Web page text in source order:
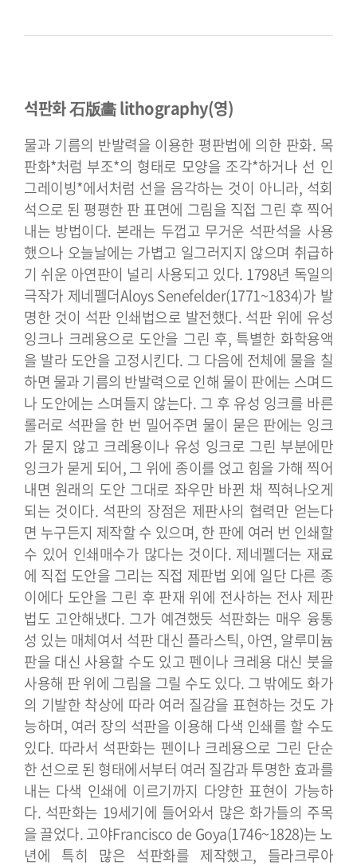
석판화 石版畵 lithography(영)
물과 기름의 반발력을 이용한 평판법에 의한 판화. 목
판화*처럼 부조*의 형태로 모양을 조각*하거나 선 인
그레이빙*에서처럼 선을 음각하는 것이 아니라, 석회
석으로 된 평평한 판 표면에 그림을 직접 그린 후 찍어
내는 방법이다. 본래는 두껍고 무거운 석판석을 사용
했으나 오늘날에는 가볍고 일그러지지 않으며 취급하
기 쉬운 아연판이 널리 사용되고 있다. 1798년 독일의
극작가 제네펠더Aloys Senefelder(1771~1834)가 발
명한 것이 석판 인쇄법으로 발전했다. 석판 위에 유성
잉크나 크레용으로 도안을 그린 후, 특별한 화학용액
을 발라 도안을 고정시킨다. 그 다음에 전체에 물을 칠
하면 물과 기름의 반발력으로 인해 물이 판에는 스며드
나 도안에는 스며들지 않는다. 그 후 유성 잉크를 바른
롤러로 석판을 한 번 밀어주면 물이 묻은 판에는 잉크
가 묻지 않고 크레용이나 유성 잉크로 그린 부분에만
잉크가 묻게 되어, 그 위에 종이를 얹고 힘을 가해 찍어
내면 원래의 도안 그대로 좌우만 바뀐 채 찍혀나오게
되는 것이다. 석판의 장점은 제판사의 협력만 얻는다
면 누구든지 제작할 수 있으며, 한 판에 여러 번 인쇄할
수 있어 인쇄매수가 많다는 것이다. 제네펠더는 재료
에 직접 도안을 그리는 직접 제판법 외에 일단 다른 종
이에다 도안을 그린 후 판재 위에 전사하는 전사 제판
법도 고안해냈다. 그가 예견했듯 석판화는 매우 융통
성 있는 매체여서 석판 대신 플라스틱, 아연, 알루미늄
판을 대신 사용할 수도 있고 펜이나 크레용 대신 붓을
사용해 판 위에 그림을 그릴 수도 있다. 그 밖에도 화가
의 기발한 착상에 따라 여러 질감을 표현하는 것도 가
능하며, 여러 장의 석판을 이용해 다색 인쇄를 할 수도
있다. 따라서 석판화는 펜이나 크레용으로 그린 단순
한 선으로 된 형태에서부터 여러 질감과 투명한 효과를
내는 다색 인쇄에 이르기까지 다양한 표현이 가능하
다. 석판화는 19세기에 들어와서 많은 화가들의 주목
을 끌었다. 고야Francisco de Goya(1746~1828)는 노
년에 특히 많은 석판화를 제작했고, 들라크루아